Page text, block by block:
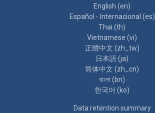
English ‎(en)‎
Español - Internacional ‎(es)‎
Thai ‎(th)‎
Vietnamese ‎(vi)‎
正體中文 ‎(zh_tw)‎
日本語 ‎(ja)‎
简体中文 ‎(zh_cn)‎
বাংলা ‎(bn)‎
한국어 ‎(ko)‎
Data retention summary